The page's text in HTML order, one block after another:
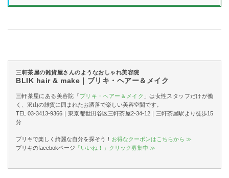
三軒茶屋の雑貨屋さんのようなおしゃれ美容院
BLIK hair & make｜ブリキ・ヘアー＆メイク
三軒茶屋にある美容院「 ブリキ・ヘアー＆メイク 」は女性スタッフだけが働
く、沢山の雑貨に囲まれたお洒落で楽しい美容空間です。
TEL 03-3413-9366｜東京都世田谷区三軒茶屋2-34-12｜三軒茶屋駅より徒歩15
分
ブリキで楽しく綺麗な自分を探そう！ お得なクーポンはこちらから ≫
ブリキのfacebokページ 「いいね！」クリック募集中 ≫